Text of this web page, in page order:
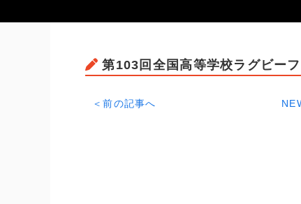
第103回全国高等学校ラグビ
＜前の記事へ